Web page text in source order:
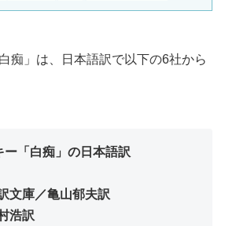
痴」は、日本語訳で以下の6社から
ー「白痴」の日本語訳
文庫／亀山郁夫訳
浩訳